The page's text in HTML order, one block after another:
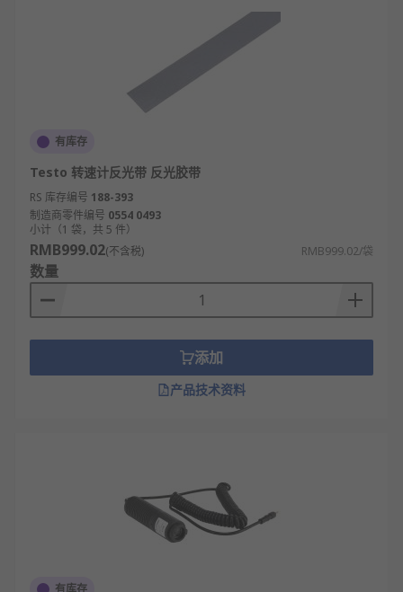
有库存
Testo 转速计反光带 反光胶带
RS 库存编号 188-393
制造商零件编号 0554 0493
小计（1 袋，共 5 件）
RMB999.02(不含税) RMB999.02/袋
数量
添加
产品技术资料
有库存